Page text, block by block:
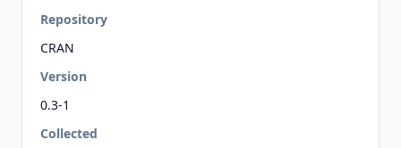
Repository
CRAN
Version
0.3-1
Collected